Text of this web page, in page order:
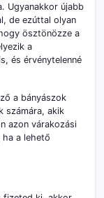
Ugyanakkor újabb
de ezúttal olyan
ösztönözze a
a
és érvénytelenné
a bányászok
számára, akik
azon várakozási
ha a lehető